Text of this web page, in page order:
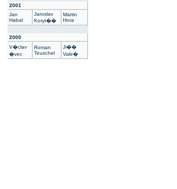
2001
Jan
Habal
Jaroslav
Koryt��
Martin
Hora
2000
V�clav
�vec
Roman
Teuschel
Ji��
Vale�